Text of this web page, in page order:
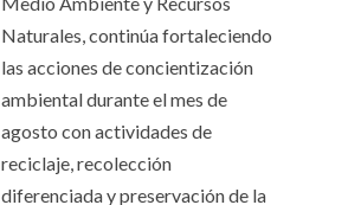
Naturales, continúa fortaleciendo
las acciones de concientización
ambiental durante el mes de
agosto con actividades de
reciclaje, recolección
diferenciada y preservación de la